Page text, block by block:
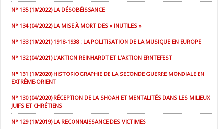
N° 135 (10/2022) LA DÉSOBÉISSANCE
N° 134 (04/2022) LA MISE À MORT DES « INUTILES »
N° 133 (10/2021) 1918-1938 : LA POLITISATION DE LA MUSIQUE EN EUROPE
N° 132 (04/2021) L’AKTION REINHARDT ET L’AKTION ERNTEFEST
N° 131 (10/2020) HISTORIOGRAPHIE DE LA SECONDE GUERRE MONDIALE EN
EXTRÊME-ORIENT
N° 130 (04/2020) RÉCEPTION DE LA SHOAH ET MENTALITÉS DANS LES MILIEUX
JUIFS ET CHRÉTIENS
N° 129 (10/2019) LA RECONNAISSANCE DES VICTIMES